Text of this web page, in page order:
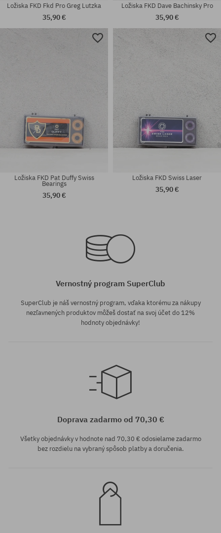
Ložiska FKD Fkd Pro Greg Lutzka
35,90 €
univerzálna veľkosť
Ložiska FKD Dave Bachinsky Pro
35,90 €
Ložiska FKD Pat Duffy Swiss
Bearings
35,90 €
Ložiska FKD Swiss Laser
35,90 €
Vernostný program SuperClub
SuperClub je náš vernostný program, vďaka ktorému za nákupy
nezľavnených produktov môžeš dostať na svoj účet do 12%
hodnoty objednávky!
Doprava zadarmo od 70,30 €
Všetky objednávky v hodnote nad 70,30 € odosielame zadarmo
bez rozdielu na vybraný spôsob platby a doručenia.